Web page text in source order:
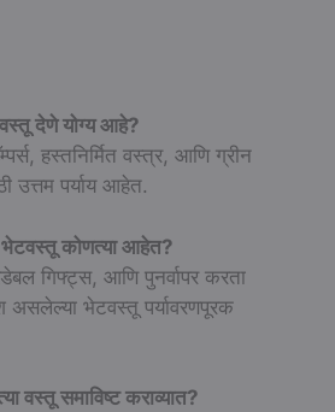
देणे योग्य आहे?
हस्तनिर्मित वस्त्र, आणि ग्रीन
उत्तम पर्याय आहेत.
भेटवस्तू कोणत्या आहेत?
गिफ्ट्स, आणि पुनर्वापर करता
असलेल्या भेटवस्तू पर्यावरणपूरक
वस्तू समाविष्ट कराव्यात?